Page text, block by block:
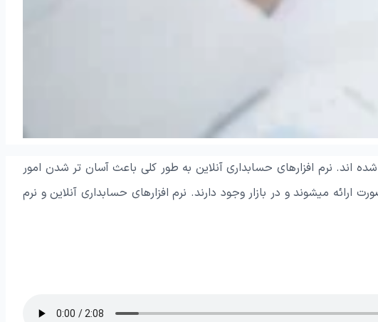
اند. نرم افزارهای حسابداری آنلاین به طور کلی باعث آسان تر شدن امور
میشوند و در بازار وجود دارند. نرم افزارهای حسابداری آنلاین و نرم